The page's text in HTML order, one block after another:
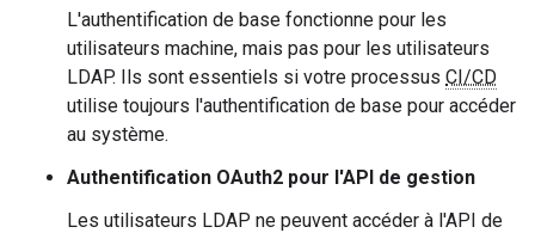
L'authentification de base fonctionne pour les
utilisateurs machine, mais pas pour les utilisateurs
LDAP. Ils sont essentiels si votre processus CI/CD
utilise toujours l'authentification de base pour accéder
au système.
Authentification OAuth2 pour l'API de gestion
Les utilisateurs LDAP ne peuvent accéder à l'API de